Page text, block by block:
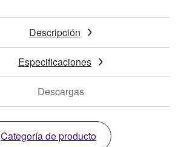
Descripción
Especificaciones
Descargas
Categoría de producto